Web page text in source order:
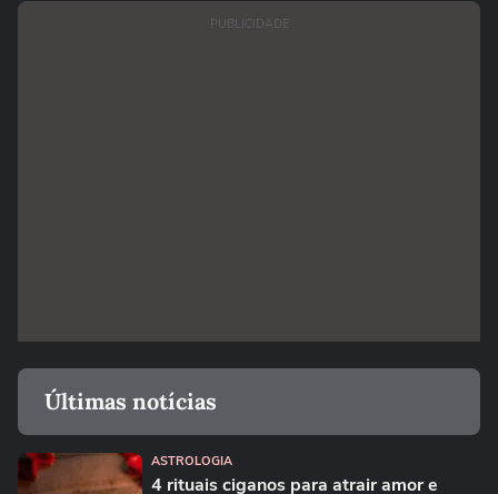
PUBLICIDADE
Últimas notícias
ASTROLOGIA
4 rituais ciganos para atrair amor e